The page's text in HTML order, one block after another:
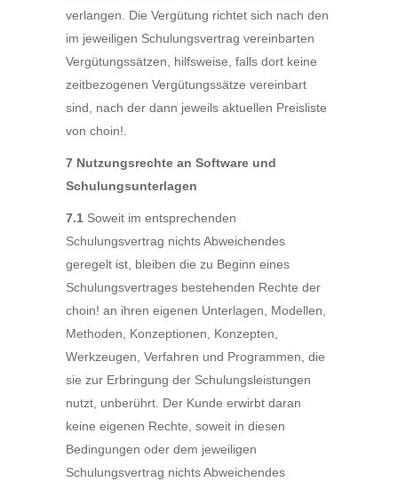
verlangen. Die Vergütung richtet sich nach den
im jeweiligen Schulungsvertrag vereinbarten
Vergütungssätzen, hilfsweise, falls dort keine
zeitbezogenen Vergütungssätze vereinbart
sind, nach der dann jeweils aktuellen Preisliste
von choin!.
7 Nutzungsrechte an Software und
Schulungsunterlagen
7.1 Soweit im entsprechenden
Schulungsvertrag nichts Abweichendes
geregelt ist, bleiben die zu Beginn eines
Schulungsvertrages bestehenden Rechte der
choin! an ihren eigenen Unterlagen, Modellen,
Methoden, Konzeptionen, Konzepten,
Werkzeugen, Verfahren und Programmen, die
sie zur Erbringung der Schulungsleistungen
nutzt, unberührt. Der Kunde erwirbt daran
keine eigenen Rechte, soweit in diesen
Bedingungen oder dem jeweiligen
Schulungsvertrag nichts Abweichendes